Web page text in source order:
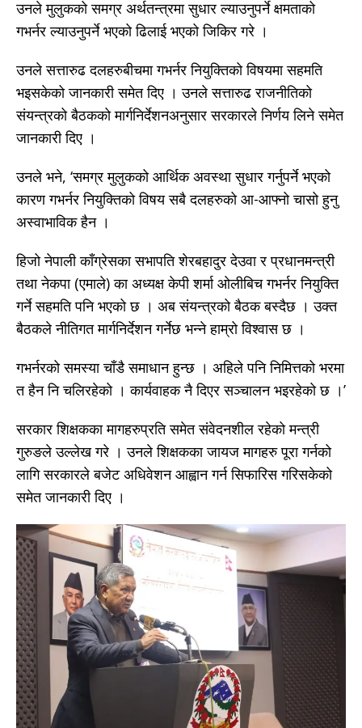
उनले मुलुकको समग्र अर्थतन्त्रमा सुधार ल्याउनुपर्ने क्षमताको
गभर्नर ल्याउनुपर्ने भएको ढिलाई भएको जिकिर गरे ।
उनले सत्तारुढ दलहरुबीचमा गभर्नर नियुक्तिको विषयमा सहमति
भइसकेको जानकारी समेत दिए । उनले सत्तारुढ राजनीतिको
संयन्त्रको बैठकको मार्गनिर्देशनअनुसार सरकारले निर्णय लिने समेत
जानकारी दिए ।
उनले भने, ‘समग्र मुलुकको आर्थिक अवस्था सुधार गर्नुपर्ने भएको
कारण गभर्नर नियुक्तिको विषय सबै दलहरुको आ-आफ्नो चासो हुनु
अस्वाभाविक हैन ।
हिजो नेपाली काँग्रेसका सभापति शेरबहादुर देउवा र प्रधानमन्त्री
तथा नेकपा (एमाले) का अध्यक्ष केपी शर्मा ओलीबिच गभर्नर नियुक्ति
गर्ने सहमति पनि भएको छ । अब संयन्त्रको बैठक बस्दैछ । उक्त
बैठकले नीतिगत मार्गनिर्देशन गर्नेछ भन्ने हाम्रो विश्वास छ ।
गभर्नरको समस्या चाँडै समाधान हुन्छ । अहिले पनि निमित्तको भरमा
त हैन नि चलिरहेको । कार्यवाहक नै दिएर सञ्चालन भइरहेको छ ।’
सरकार शिक्षकका मागहरुप्रति समेत संवेदनशील रहेको मन्त्री
गुरुङले उल्लेख गरे । उनले शिक्षकका जायज मागहरु पूरा गर्नको
लागि सरकारले बजेट अधिवेशन आह्वान गर्न सिफारिस गरिसकेको
समेत जानकारी दिए ।